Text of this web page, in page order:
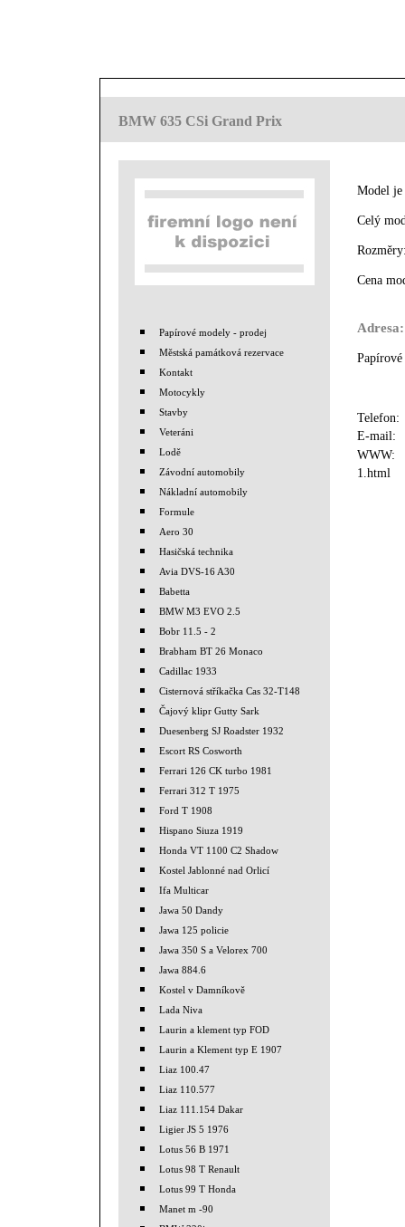
BMW 635 CSi Grand Prix
Papírové modely - prodej
Městská památková rezervace
Kontakt
Motocykly
Stavby
Veteráni
Lodě
Závodní automobily
Nákladní automobily
Formule
Aero 30
Hasičská technika
Avia DVS-16 A30
Babetta
BMW M3 EVO 2.5
Bobr 11.5 - 2
Brabham BT 26 Monaco
Cadillac 1933
Cisternová stříkačka Cas 32-T148
Čajový klipr Gutty Sark
Duesenberg SJ Roadster 1932
Escort RS Cosworth
Ferrari 126 CK turbo 1981
Ferrari 312 T 1975
Ford T 1908
Hispano Siuza 1919
Honda VT 1100 C2 Shadow
Kostel Jablonné nad Orlicí
Ifa Multicar
Jawa 50 Dandy
Jawa 125 policie
Jawa 350 S a Velorex 700
Jawa 884.6
Kostel v Damníkově
Lada Niva
Laurin a klement typ FOD
Laurin a Klement typ E 1907
Liaz 100.47
Liaz 110.577
Liaz 111.154 Dakar
Ligier JS 5 1976
Lotus 56 B 1971
Lotus 98 T Renault
Lotus 99 T Honda
Manet m -90
Model je
Celý
Cena
Adresa:
E-
WWW:
1.html